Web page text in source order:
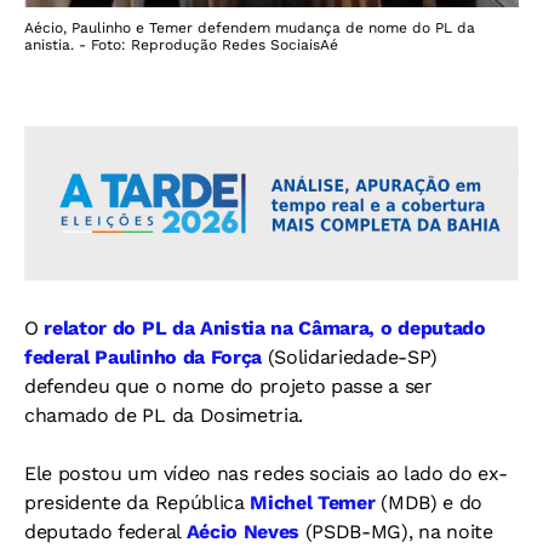
Aécio, Paulinho e Temer defendem mudança de nome do PL da
anistia. - Foto: Reprodução Redes SociaisAé
O relator do PL da Anistia na Câmara, o deputado
federal Paulinho da Força (Solidariedade-SP)
defendeu que o nome do projeto passe a ser
chamado de PL da Dosimetria.
Ele postou um vídeo nas redes sociais ao lado do ex-
presidente da RepúblicaMichel Temer(MDB) e do
deputado federal Aécio Neves (PSDB-MG), na noite